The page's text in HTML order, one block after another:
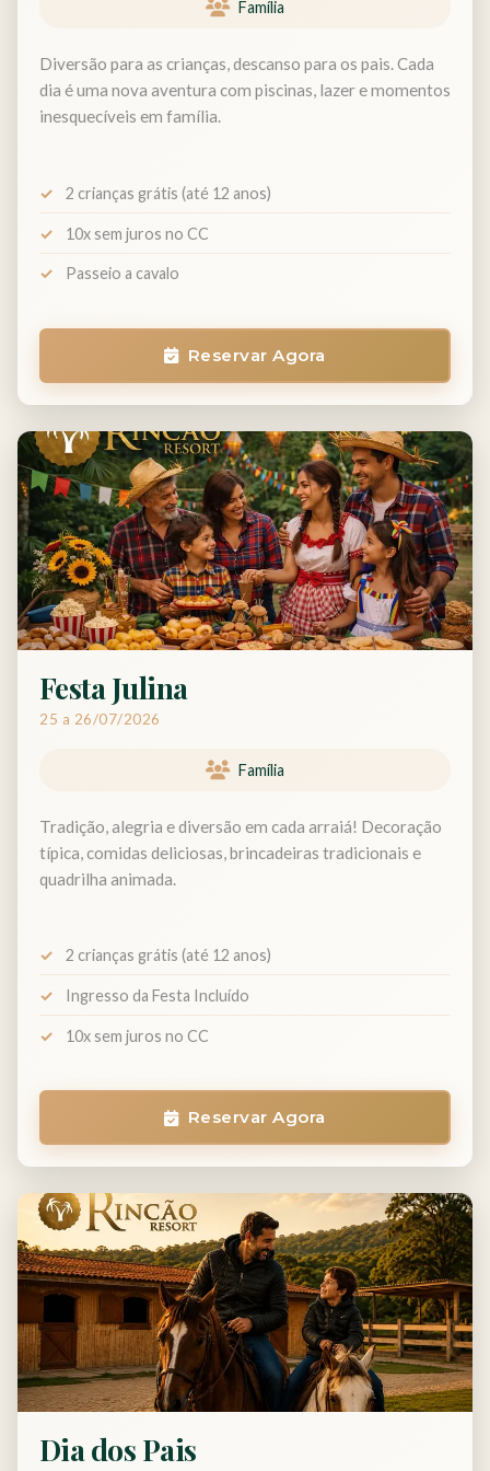
Família
Diversão para as crianças, descanso para os pais. Cada
dia é uma nova aventura com piscinas, lazer e momentos
inesquecíveis em família.
2 crianças grátis (até 12 anos)
10x sem juros no CC
Passeio a cavalo
Reservar Agora
Festa Julina
25 a 26/07/2026
Família
Tradição, alegria e diversão em cada arraiá! Decoração
típica, comidas deliciosas, brincadeiras tradicionais e
quadrilha animada.
2 crianças grátis (até 12 anos)
Ingresso da Festa Incluído
10x sem juros no CC
Reservar Agora
Dia dos Pais